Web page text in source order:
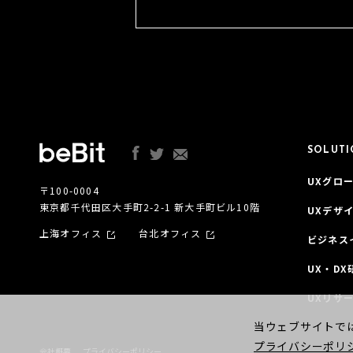
〒100-0004
東京都千代田区大手町2-2-1 新大手町ビル10階
上海オフィス
台北オフィス
UXグロ
UXデザ
ビジネス
UX・DX
UXリサ
当ウェブサイトで
プライバシーポリ